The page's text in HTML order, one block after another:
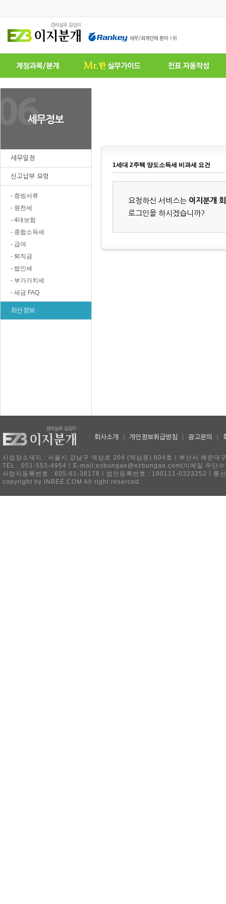
세무일정
신고납부 요령
- 증빙서류
- 원천세
- 4대보험
- 종합소득세
- 급여
- 퇴직금
- 법인세
- 부가가치세
- 세금 FAQ
최신정보
1세대 2주택 양도소득세 비과세 요건
요청하신 서비스는 이지분개
로그인을 하시겠습니까?
회사소개 개인정보취급방침 광고문의
사업장소재지 : 서울시 강남구 역삼로 204 (역삼동) 604호ㅣ부산시 해운
TEL : 051-553-4954ㅣE-mail:ezbungae@ezbungae.com(이메일 무단수
사업자등록번호 : 605-81-38178ㅣ법인등록번호 : 180111-0323252ㅣ통
copyright by INBEE.COM All right reserced.